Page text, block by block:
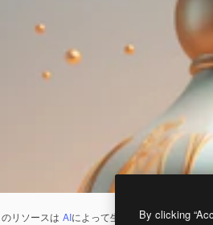
のリソースは AIによって生成されたものです。
By clicking